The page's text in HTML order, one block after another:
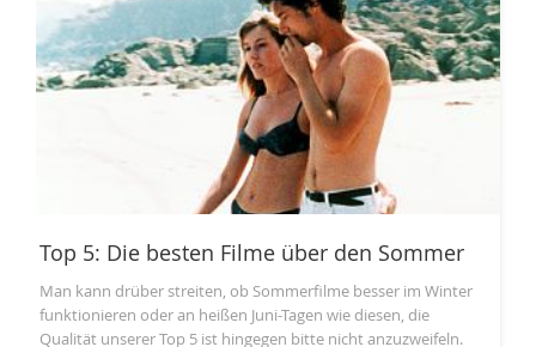
Top 5: Die besten Filme über den Sommer
Man kann drüber streiten, ob Sommerfilme besser im Winter
funktionieren oder an heißen Juni-Tagen wie diesen, die
Qualität unserer Top 5 ist hingegen bitte nicht anzuzweifeln.